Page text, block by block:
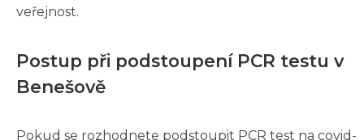
veřejnost.
Postup při podstoupení PCR testu v
Benešově
Pokud se rozhodnete podstoupit PCR test na covid-